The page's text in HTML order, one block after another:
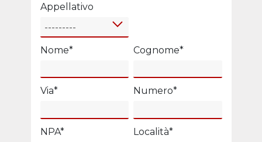
Appellativo
---------
Nome* Cognome*
Via* Numero*
NPA* Località*